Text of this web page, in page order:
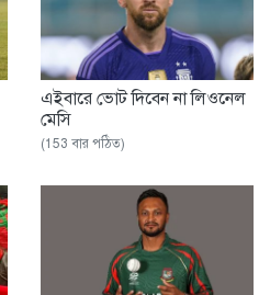
এইবারে ভোট দিবেন না লিওনেল
মেসি
(153 বার পঠিত)